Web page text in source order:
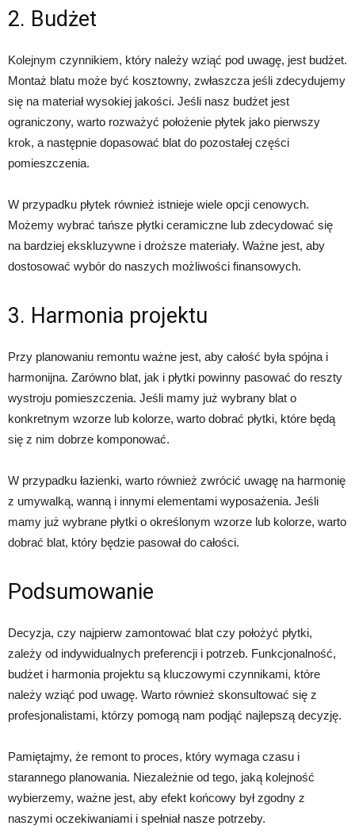
2. Budżet
Kolejnym czynnikiem, który należy wziąć pod uwagę, jest budżet.
Montaż blatu może być kosztowny, zwłaszcza jeśli zdecydujemy
się na materiał wysokiej jakości. Jeśli nasz budżet jest
ograniczony, warto rozważyć położenie płytek jako pierwszy
krok, a następnie dopasować blat do pozostałej części
pomieszczenia.
W przypadku płytek również istnieje wiele opcji cenowych.
Możemy wybrać tańsze płytki ceramiczne lub zdecydować się
na bardziej ekskluzywne i droższe materiały. Ważne jest, aby
dostosować wybór do naszych możliwości finansowych.
3. Harmonia projektu
Przy planowaniu remontu ważne jest, aby całość była spójna i
harmonijna. Zarówno blat, jak i płytki powinny pasować do reszty
wystroju pomieszczenia. Jeśli mamy już wybrany blat o
konkretnym wzorze lub kolorze, warto dobrać płytki, które będą
się z nim dobrze komponować.
W przypadku łazienki, warto również zwrócić uwagę na harmonię
z umywalką, wanną i innymi elementami wyposażenia. Jeśli
mamy już wybrane płytki o określonym wzorze lub kolorze, warto
dobrać blat, który będzie pasował do całości.
Podsumowanie
Decyzja, czy najpierw zamontować blat czy położyć płytki,
zależy od indywidualnych preferencji i potrzeb. Funkcjonalność,
budżet i harmonia projektu są kluczowymi czynnikami, które
należy wziąć pod uwagę. Warto również skonsultować się z
profesjonalistami, którzy pomogą nam podjąć najlepszą decyzję.
Pamiętajmy, że remont to proces, który wymaga czasu i
starannego planowania. Niezależnie od tego, jaką kolejność
wybierzemy, ważne jest, aby efekt końcowy był zgodny z
naszymi oczekiwaniami i spełniał nasze potrzeby.